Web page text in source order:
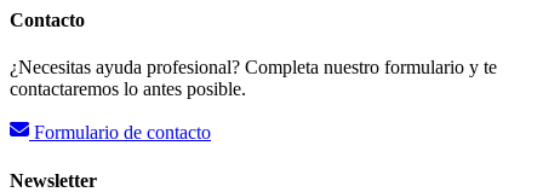
Contacto
¿Necesitas ayuda profesional? Completa nuestro formulario y te
contactaremos lo antes posible.
Formulario de contacto
Newsletter